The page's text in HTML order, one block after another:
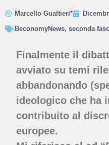
Marcello Gualtieri*
BeconomyNews, seconda
Finalmente il
avviato su temi
abbandonando
ideologico che ha
contribuito al
europee.